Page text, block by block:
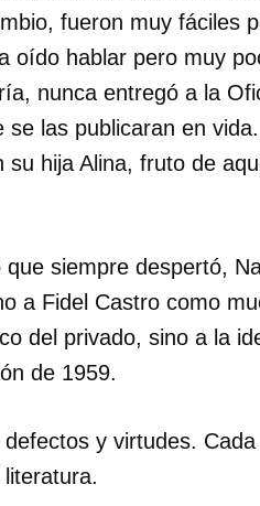
fueron muy fáciles
oído hablar pero muy
nunca entregó a la
las publicaran en
hija Alina, fruto de
siempre despertó,
a Fidel Castro como
del privado, sino a la
de 1959.
y virtudes.